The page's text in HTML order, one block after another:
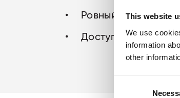
This website
We use
information
other
Ровный и плавный
Доступные наборы: